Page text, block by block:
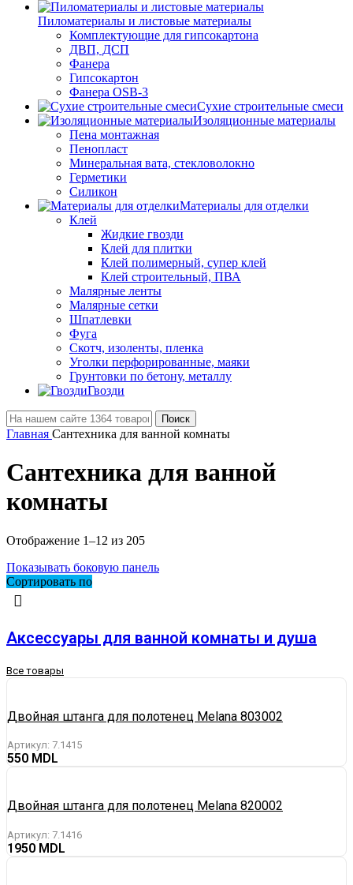
Пиломатериалы и листовые материалы
Комплектующие для гипсокартона
ДВП, ДСП
Фанера
Гипсокартон
Фанера OSB-3
Сухие строительные смеси
Изоляционные материалы
Пена монтажная
Пенопласт
Минеральная вата, стекловолокно
Герметики
Силикон
Материалы для отделки
Клей
Жидкие гвозди
Клей для плитки
Клей полимерный, супер клей
Клей строительный, ПВА
Малярные ленты
Малярные сетки
Шпатлевки
Фуга
Скотч, изоленты, пленка
Уголки перфорированные, маяки
Грунтовки по бетону, металлу
Гвозди
Поиск
Главная Сантехника для ванной комнаты
Сантехника для ванной
комнаты
Отображение 1–12 из 205
Показывать боковую панель
Сортировать по
Аксессуары для ванной комнаты и душа
Все товары
Двойная штанга для полотенец Melana 803002
Артикул: 7.1415
550
Двойная штанга для полотенец Melana 820002
Артикул: 7.1416
1950